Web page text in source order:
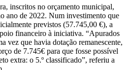
inscritos no orçamento municipal,
ano de 2022. Num investimento que
previstos (57.745,00 €), a
financeiro à iniciativa. “Apurados
vez que havia dotação remanescente,
de 7.745€ para que fosse possível
extra: o 5.º classificado”, referiu a